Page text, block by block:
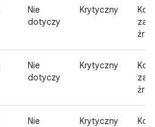
Nie
dotyczy
Krytyczny
Nie
dotyczy
Krytyczny
Nie
Krytyczny